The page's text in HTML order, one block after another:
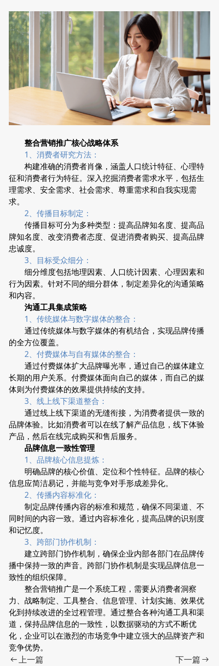
整合营销推广核心战略体系
1、消费者研究方法：
构建准确的消费者肖像，涵盖人口统计特征、心理特
征和消费者行为特征。深入挖掘消费者需求水平，包括生
理需求、安全需求、社会需求、尊重需求和自我实现需
求。
2、传播目标制定：
传播目标可分为多种类型：提高品牌知名度、提高品
牌知名度、改变消费者态度、促进消费者购买、提高品牌
忠诚度。
3、目标受众细分：
细分维度包括地理因素、人口统计因素、心理因素和
行为因素。针对不同的细分群体，制定差异化的沟通策略
和内容。
沟通工具集成策略
1、传统媒体与数字媒体的整合：
通过传统媒体与数字媒体的有机结合，实现品牌传播
的全方位覆盖。
2、付费媒体与自有媒体的整合：
通过付费媒体扩大品牌曝光率，通过自己的媒体建立
长期的用户关系。付费媒体面向自己的媒体，而自己的媒
体则为付费媒体的效果提供持续的支持。
3、线上线下渠道整合：
通过线上线下渠道的无缝衔接，为消费者提供一致的
品牌体验。比如消费者可以在线了解产品信息，线下体验
产品，然后在线完成购买和售后服务。
品牌信息一致性管理
1、品牌核心信息提炼：
明确品牌的核心价值、定位和个性特征。品牌的核心
信息应简洁易记，并能与竞争对手形成差异化。
2、传播内容标准化：
制定品牌传播内容的标准和规范，确保不同渠道、不
同时间的内容一致。通过内容标准化，提高品牌的识别度
和记忆度。
3、跨部门协作机制：
建立跨部门协作机制，确保企业内部各部门在品牌传
播中保持一致的声音。跨部门协作机制是实现品牌信息一
致性的组织保障。
整合营销推广是一个系统工程，需要从消费者洞察
力、战略制定、工具整合、信息管理、计划实施、效果优
化到持续改进的全过程管理。通过整合各种沟通工具和渠
道，保持品牌信息的一致性，以数据驱动的方式不断优
化，企业可以在激烈的市场竞争中建立强大的品牌资产和
竞争优势。
上一篇 下一篇